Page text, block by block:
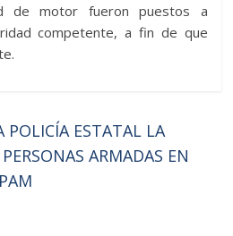
de motor fueron puestos a
competente, a fin de que
POLICÍA ESTATAL LA
ARMADAS EN